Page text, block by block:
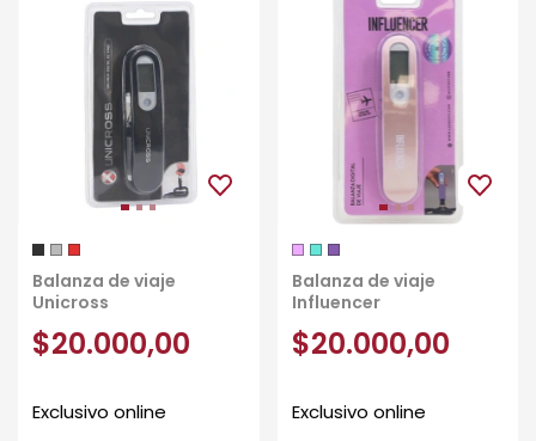
Balanza de viaje
Unicross
$20.000,00
Balanza de viaje
Influencer
$20.000,00